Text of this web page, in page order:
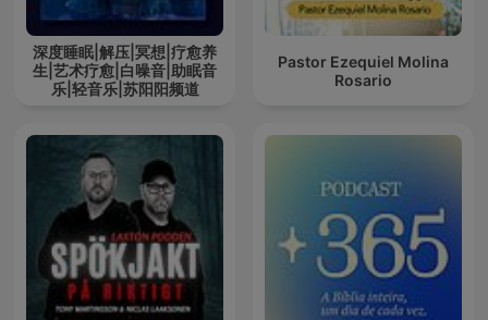
深度睡眠|解压|冥想|疗愈养
生|艺术疗愈|白噪音|助眠音
乐|轻音乐|苏阳阳频道
Pastor Ezequiel Molina
Rosario